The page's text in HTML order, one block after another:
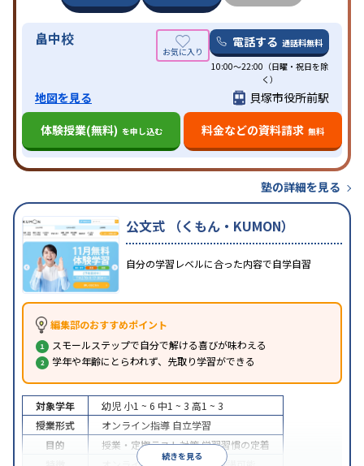
畠中校 電話する 通話料無料
10:00～22:00（日曜・祝日を除
く）
地図を見る
貝塚市役所前駅
体験授業(無料) を申し込む 料金などの資料請求 無料
塾の詳細を見る
公文式 （くもん・KUMON）
自分の学習レベルに合った内容で自学自習
編集部のおすすめポイント
スモールステップで自分で解ける喜びが味わえる
学年や年齢にとらわれず、先取り学習ができる
続きを見る
対象学年 幼児 小1 ~ 6 中1 ~ 3 高1 ~ 3
授業形式
オンライン指導 自立学習
目的
授業・定期テスト対策学習習慣の定着